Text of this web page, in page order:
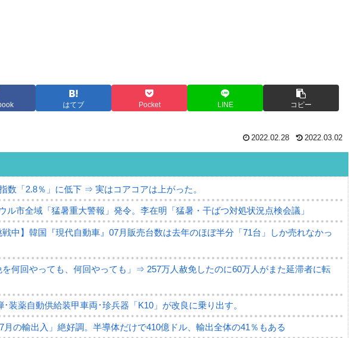
はてブ Pocket LINE コピー
2022.02.28 2022.03.02
数「2.8％」に低下 ⇒ 実はコアコアは上がった。
ル市全域「猛暑重大警報」発令。李在明「猛暑・干ばつ対処状況点検会議」
戦中】韓国『現代自動車』07月販売台数は去年のほぼ半分「71台」しか売れなかっ
何回やっても、何回やっても」⇒ 257万人赦免したのに60万人がまた延滞者に転
･装薬自動供給装甲車両･珍兵器「K10」が改良に乗り出す。
月の輸出入」絶好調。半導体だけで410億ドル、輸出全体の41％もある